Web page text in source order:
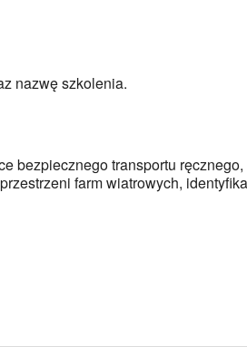
nazwę szkolenia.
bezpiecznego transportu
farm wiatrowych,